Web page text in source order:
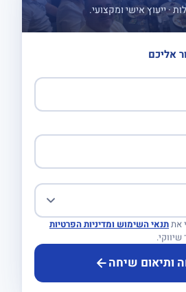
· ייעוץ אישי ומקצועי.
אליכם
אתתנאי השימוש ומדיניות הפרטיות
ותיאום שיחה